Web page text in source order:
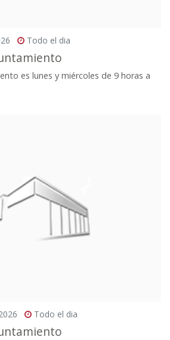
Todo el dia
es lunes y miércoles de 9 horas a
Todo el dia